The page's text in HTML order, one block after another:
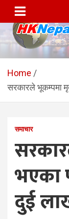
content
सञ्चालित
पत्रिका
hknepal,
Home
सरकारले भूकम्पमा
समाचार
भएका
दुई